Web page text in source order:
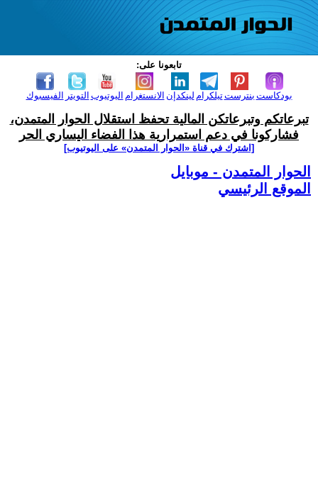
تابعونا على:
الفيسبوك التويتر اليوتيوب الانستغرام لينكدإن تيلكرامبنترست بودكاست
تبرعاتكم وتبرعاتكن المالية تحفظ استقلال الحوار المتمدن،
فشاركونا في دعم استمرارية هذا الفضاء اليساري الحر
[اشترك في قناة ‫«الحوار المتمدن» على اليوتيوب]
الحوار المتمدن - موبايل
الموقع الرئيسي